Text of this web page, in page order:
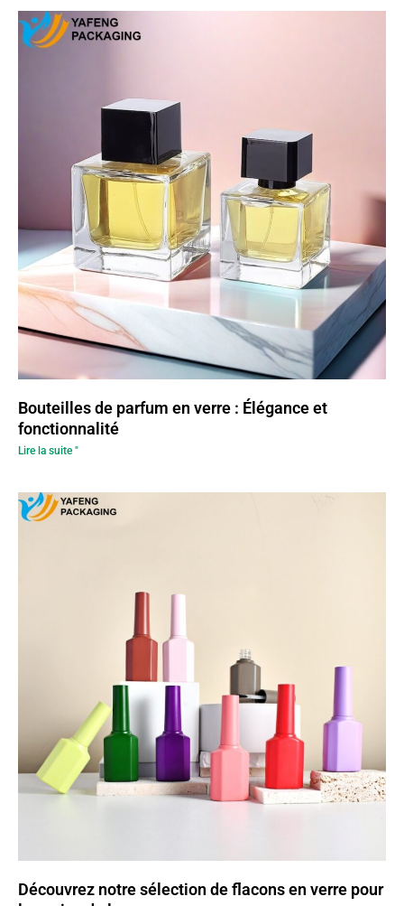
Bouteilles de parfum en verre : Élégance et
fonctionnalité
Lire la suite "
Découvrez notre sélection de flacons en verre pour